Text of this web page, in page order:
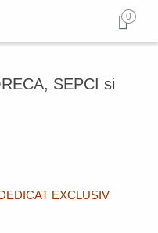
0
SEPCI si
EXCLUSIV